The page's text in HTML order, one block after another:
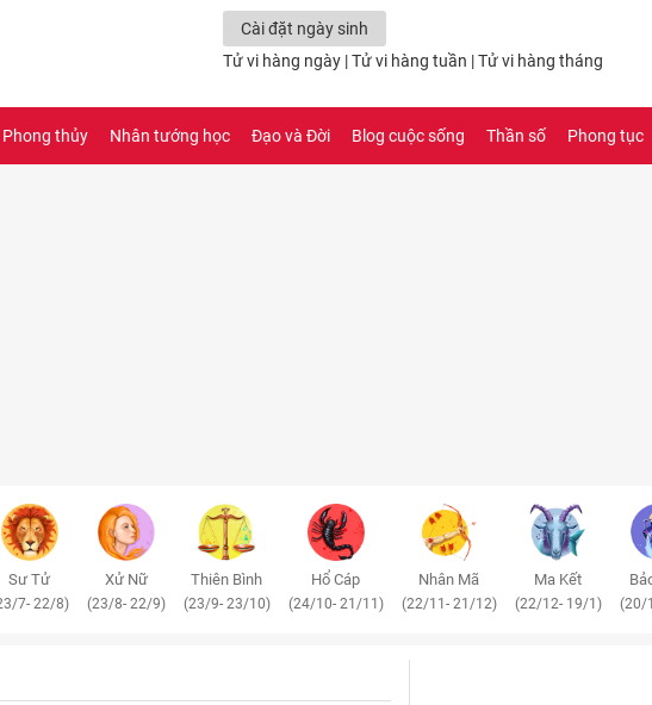
Cài đặt ngày sinh
Tử vi hàng ngày |Tử vi hàng tuần |Tử vi hàng tháng
Phong thủy Nhân tướng học Đạo và Đời Blog cuộc sống Thần số Phong tục
Sư Tử
7- 22/8)
Xử Nữ
(23/8- 22/9)
Thiên Bình
(23/9- 23/10)
Hổ Cáp
(24/10- 21/11)
Nhân Mã
(22/11- 21/12)
Ma Kết
(22/12- 19/1) (20/